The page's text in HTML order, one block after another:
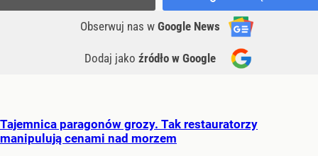
Obserwuj nas w Google News
Dodaj jako źródło w Google
Tajemnica paragonów grozy. Tak restauratorzy
manipulują cenami nad morzem